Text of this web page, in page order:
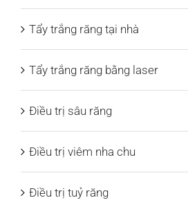
Tẩy trắng răng tại nhà
Tẩy trắng răng bằng laser
Điều trị sâu răng
Điều trị viêm nha chu
Điều trị tuỷ răng